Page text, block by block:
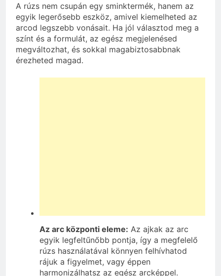
A rúzs nem csupán egy sminktermék, hanem az
egyik legerősebb eszköz, amivel kiemelheted az
arcod legszebb vonásait. Ha jól választod meg a
színt és a formulát, az egész megjelenésed
megváltozhat, és sokkal magabiztosabbnak
érezheted magad.
Az arc központi eleme: Az ajkak az arc
egyik legfeltűnőbb pontja, így a megfelelő
rúzs használatával könnyen felhívhatod
rájuk a figyelmet, vagy éppen
harmonizálhatsz az egész arcképpel.